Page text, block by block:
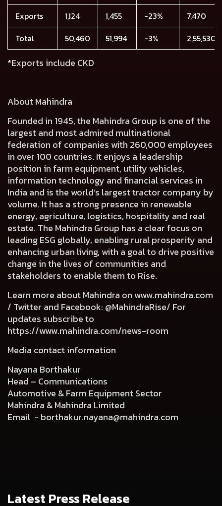
Exports
1,124 1,455 -23%
7,470
Total
50,460 51,994 -3% 2,55,530
*Exports include CKD
About Mahindra
Founded in 1945, the Mahindra Group is one of the
largest and most admired multinational
federation of companies with 260,000 employees
in over 100 countries. It enjoys a leadership
position in farm equipment, utility vehicles,
information technology and financial services in
India and is the world’s largest tractor company by
volume. It has a strong presence in renewable
energy, agriculture, logistics, hospitality and real
estate. The Mahindra Group has a clear focus on
leading ESG globally, enabling rural prosperity and
enhancing urban living, with a goal to drive positive
change in the lives of communities and
stakeholders to enable them to Rise.
Learn more about Mahindra on www.mahindra.com
/ Twitter and Facebook: @MahindraRise/ For
updates subscribe to
https://www.mahindra.com/news-room
Media contact information
Nayana Borthakur
Head – Communications
Automotive & Farm Equipment Sector
Mahindra & Mahindra Limited
Email - borthakur.nayana@mahindra.com
Latest Press Release